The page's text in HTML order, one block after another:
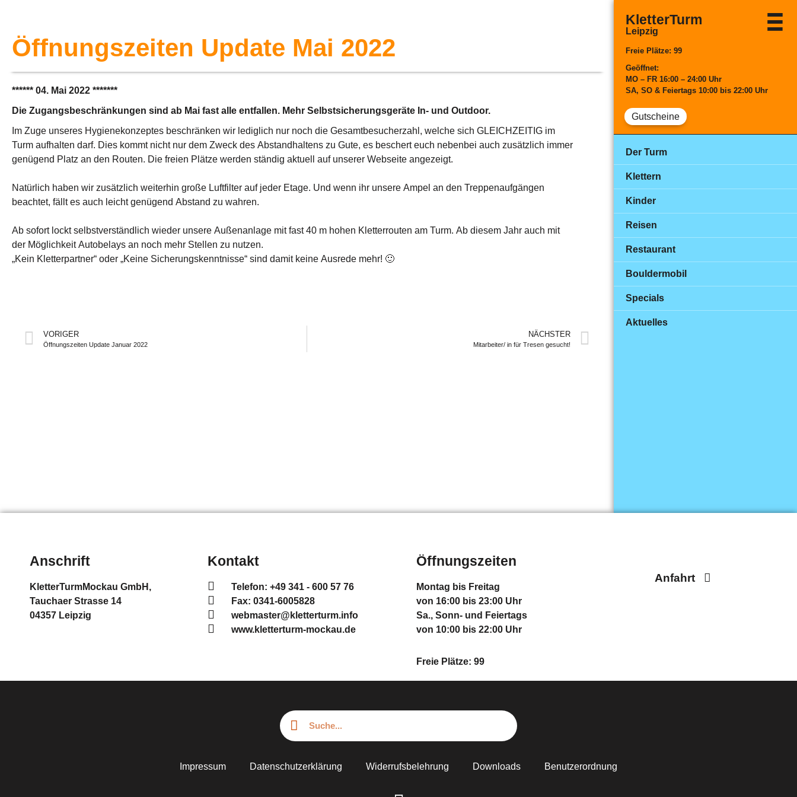
Öffnungszeiten Update Mai 2022
****** 04. Mai 2022 *******
Die Zugangsbeschränkungen sind ab Mai fast alle entfallen. Mehr Selbstsicherungsgeräte In- und Outdoor.
Im Zuge unseres Hygienekonzeptes beschränken wir lediglich nur noch die Gesamtbesucherzahl, welche sich GLEICHZEITIG im
Turm aufhalten darf. Dies kommt nicht nur dem Zweck des Abstandhaltens zu Gute, es beschert euch nebenbei auch zusätzlich immer
genügend Platz an den Routen. Die freien Plätze werden ständig aktuell auf unserer Webseite angezeigt.
Natürlich haben wir zusätzlich weiterhin große Luftfilter auf jeder Etage. Und wenn ihr unsere Ampel an den Treppenaufgängen
beachtet, fällt es auch leicht genügend Abstand zu wahren.
Ab sofort lockt selbstverständlich wieder unsere Außenanlage mit fast 40 m hohen Kletterrouten am Turm. Ab diesem Jahr auch mit
der Möglichkeit Autobelays an noch mehr Stellen zu nutzen.
„Kein Kletterpartner“ oder „Keine Sicherungskenntnisse“ sind damit keine Ausrede mehr! 🙂
VORIGER
Öffnungszeiten Update Januar 2022
NÄCHSTER
Mitarbeiter/ in für Tresen gesucht!
KletterTurm
Leipzig
Freie Plätze: 99
Geöffnet:
MO– FR 16:00 – 24:00 Uhr
SA, SO & Feiertags 10:00 bis 22:00 Uhr
Gutscheine
Der Turm
Klettern
Kinder
Reisen
Restaurant
Bouldermobil
Specials
Aktuelles
Anschrift
KletterTurmMockau GmbH,
Tauchaer Strasse 14
04357 Leipzig
Kontakt
Telefon: +49 341 - 600 57 76
Fax: 0341-6005828
webmaster@kletterturm.info
www.kletterturm-mockau.de
Öffnungszeiten
Montag bis Freitag
von 16:00 bis 23:00 Uhr
Sa., Sonn- und Feiertags
von 10:00 bis 22:00 Uhr
Freie Plätze: 99
Anfahrt
Impressum Datenschutzerklärung Widerrufsbelehrung Downloads Benutzerordnung